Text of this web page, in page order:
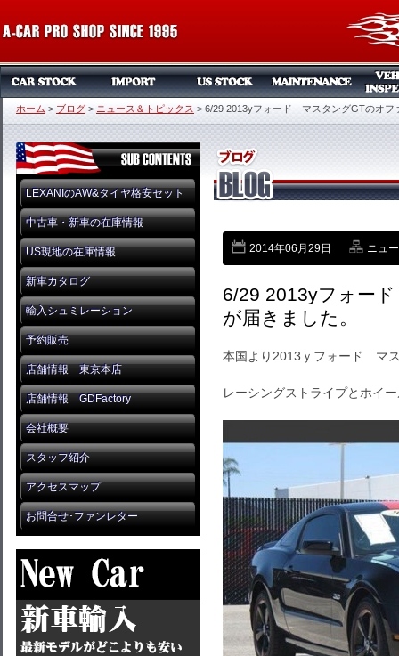
ホーム > ブログ > ニュース＆トピックス > 6/29 2013yフォード マスタングGTのオフ
LEXANIのAW&タイヤ格安セット
中古車・新車の在庫情報
US現地の在庫情報
新車カタログ
輸入シュミレーション
予約販売
店舗情報 東京本店
店舗情報 GDFactory
会社概要
スタッフ紹介
アクセスマップ
お問合せ･ファンレター
2014年06月29日 ニュ
6/29 2013yフォー
が届きました。
本国より2013ｙフォード マ
レーシングストライプとホイ